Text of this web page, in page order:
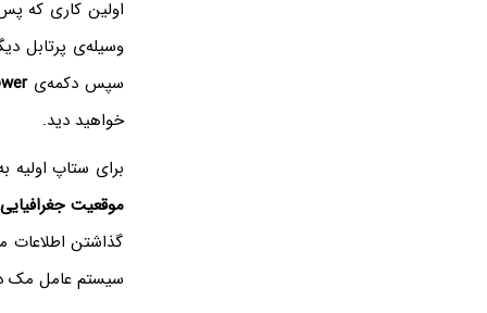
اولین کاری که
وسیله‌ی پرتابل
سپس دکمه‌ی
خواهید دید.
برای ستاپ اولیه
موقعیت جغرافیایی
گذاشتن اطلاعات
سیستم عامل مک